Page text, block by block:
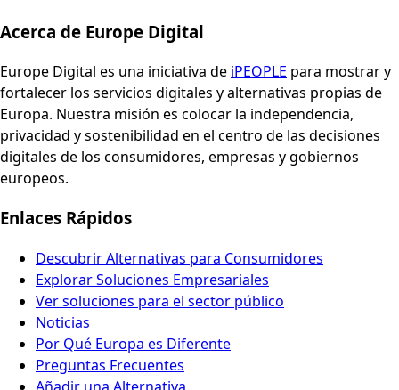
Acerca de Europe Digital
Europe Digital es una iniciativa de iPEOPLE para mostrar y
fortalecer los servicios digitales y alternativas propias de
Europa. Nuestra misión es colocar la independencia,
privacidad y sostenibilidad en el centro de las decisiones
digitales de los consumidores, empresas y gobiernos
europeos.
Enlaces Rápidos
Descubrir Alternativas para Consumidores
Explorar Soluciones Empresariales
Ver soluciones para el sector público
Noticias
Por Qué Europa es Diferente
Preguntas Frecuentes